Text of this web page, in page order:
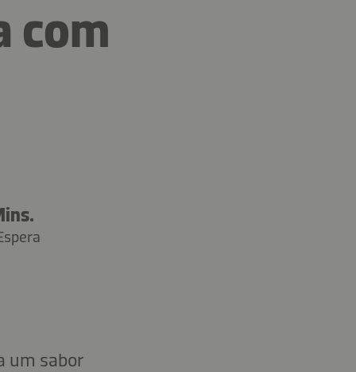
com
um sabor